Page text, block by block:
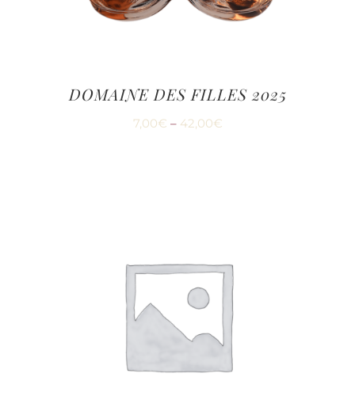
DOMAINE DES FILLES 2025
7,00€ – 42,00€